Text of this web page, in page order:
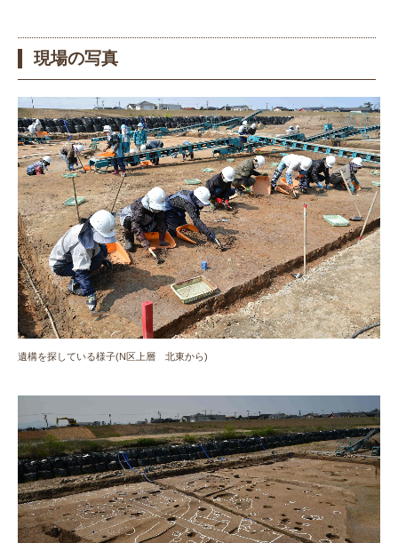
現場の写真
遺構を探している様子(N区上層 北東から)